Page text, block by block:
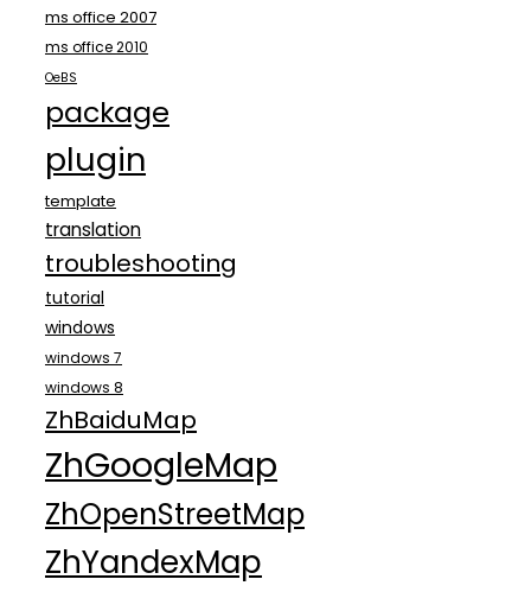
ms office 2007
ms office 2010
OeBS
package
plugin
template
translation
troubleshooting
tutorial
windows
windows 7
windows 8
ZhBaiduMap
ZhGoogleMap
ZhOpenStreetMap
ZhYandexMap